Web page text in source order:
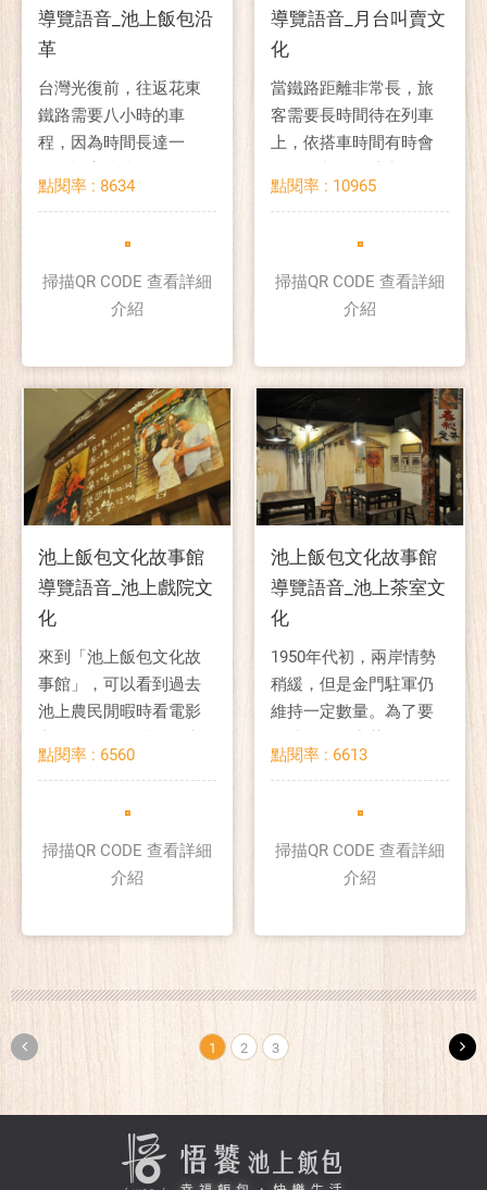
導覽語音_池上飯包沿
革
台灣光復前，往返花東
鐵路需要八小時的車
程，因為時間長達一
物充飢。
點閱率 : 8634
掃描QR CODE 查看詳細
介紹
導覽語音_月台叫賣文
化
當鐵路距離非常長，旅
客需要長時間待在列車
上，依搭車時間有時會
在車站月台或車廂販售
點閱率 : 10965
掃描QR CODE 查看詳細
介紹
池上飯包文化故事館
導覽語音_池上戲院文
化
來到「池上飯包文化故
事館」，可以看到過去
池上農民閒暇時看電影
時農村的一景。
點閱率 : 6560
掃描QR CODE 查看詳細
介紹
池上飯包文化故事館
導覽語音_池上茶室文
化
1950年代初，兩岸情勢
稍緩，但是金門駐軍仍
維持一定數量。為了要
方特地在金門設置正式
點閱率 : 6613
掃描QR CODE 查看詳細
介紹
1 2 3